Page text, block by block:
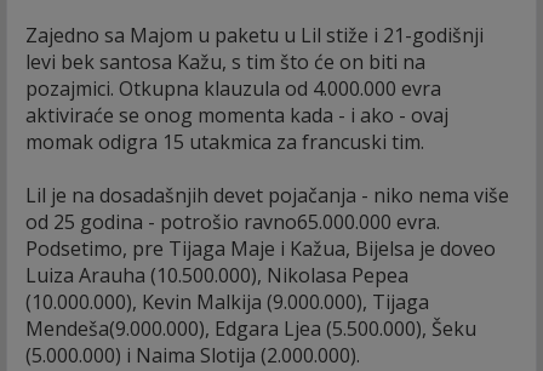
Zajedno sa Majom u paketu u Lil stiže i 21-godišnji
levi bek santosa Kažu, s tim što će on biti na
pozajmici. Otkupna klauzula od 4.000.000 evra
aktiviraće se onog momenta kada - i ako - ovaj
momak odigra 15 utakmica za francuski tim.
Lil je na dosadašnjih devet pojačanja - niko nema više
od 25 godina - potrošio ravno65.000.000 evra.
Podsetimo, pre Tijaga Maje i Kažua, Bijelsa je doveo
Luiza Arauha (10.500.000), Nikolasa Pepea
(10.000.000), Kevin Malkija (9.000.000), Tijaga
Mendeša(9.000.000), Edgara Ljea (5.500.000), Šeku
(5.000.000) i Naima Slotija (2.000.000).